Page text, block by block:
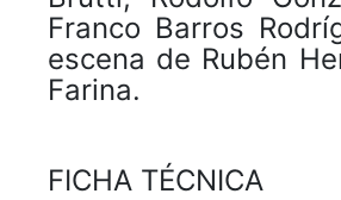
Franco Barros
escena de Rubén
Farina.
FICHA TÉCNICA